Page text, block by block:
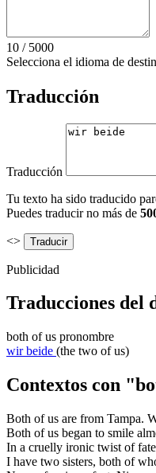
10 / 5000
Selecciona el idioma de
Traducción
Traducción
Tu texto ha sido traducido
Puedes traducir no más de
<>
Publicidad
Traducciones del
both of us pronombre
wir beide (the two of us)
Contextos con
Both of us are from Tampa.
Both of us began to smile
In a cruelly ironic twist of
I have two sisters, both of